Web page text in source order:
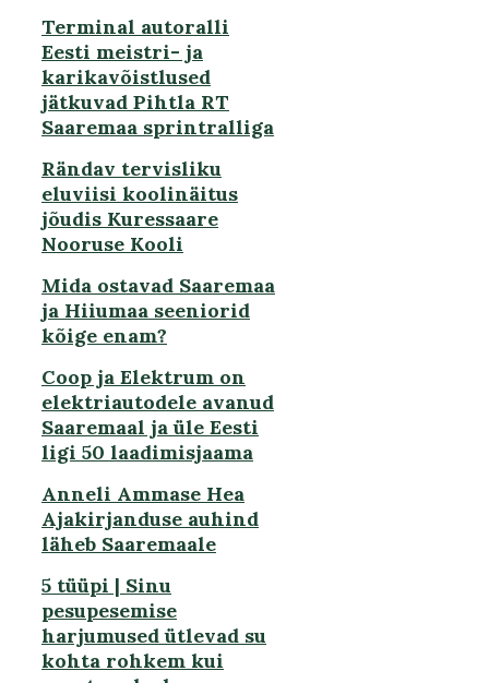
Terminal autoralli
Eesti meistri- ja
karikavõistlused
jätkuvad Pihtla RT
Saaremaa sprintralliga
Rändav tervisliku
eluviisi koolinäitus
jõudis Kuressaare
Nooruse Kooli
Mida ostavad Saaremaa
ja Hiiumaa seeniorid
kõige enam?
Coop ja Elektrum on
elektriautodele avanud
Saaremaal ja üle Eesti
ligi 50 laadimisjaama
Anneli Ammase Hea
Ajakirjanduse auhind
läheb Saaremaale
5 tüüpi | Sinu
pesupesemise
harjumused ütlevad su
kohta rohkem kui